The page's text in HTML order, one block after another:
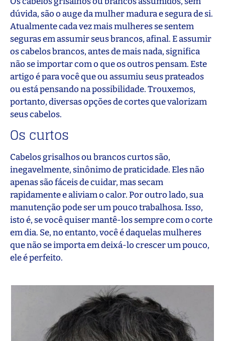
dúvida, são o auge da mulher madura e segura de si.
Atualmente cada vez mais mulheres se sentem
seguras em assumir seus brancos, afinal. E assumir
os cabelos brancos, antes de mais nada, significa
não se importar com o que os outros pensam. Este
artigo é para você que ou assumiu seus prateados
ou está pensando na possibilidade. Trouxemos,
portanto, diversas opções de cortes que valorizam
seus cabelos.
Os curtos
Cabelos grisalhos ou brancos curtos são,
inegavelmente, sinônimo de praticidade. Eles não
apenas são fáceis de cuidar, mas secam
rapidamente e aliviam o calor. Por outro lado, sua
manutenção pode ser um pouco trabalhosa. Isso,
isto é, se você quiser mantê-los sempre com o corte
em dia. Se, no entanto, você é daquelas mulheres
que não se importa em deixá-lo crescer um pouco,
ele é perfeito.